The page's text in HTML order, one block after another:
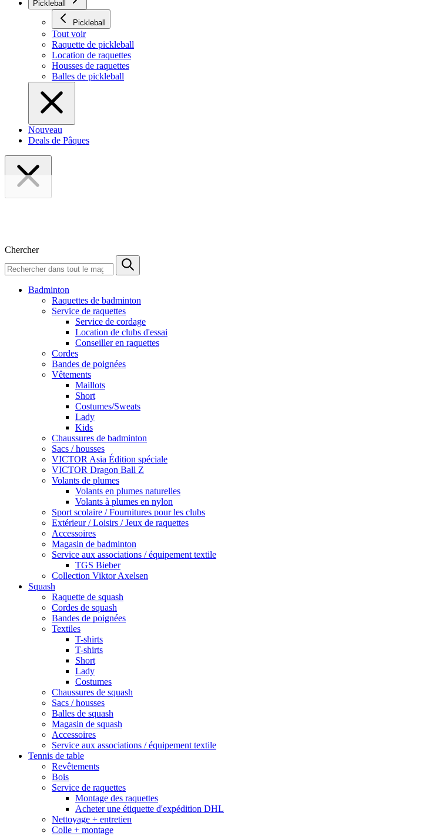
Pickleball
Pickleball
Tout voir
Raquette de pickleball
Location de raquettes
Housses de raquettes
Balles de pickleball
Nouveau
Deals de Pâques
Chercher
Badminton
Raquettes de badminton
Service de raquettes
Service de cordage
Location de clubs d'essai
Conseiller en raquettes
Cordes
Bandes de poignées
Vêtements
Maillots
Short
Costumes/Sweats
Lady
Kids
Chaussures de badminton
Sacs / housses
VICTOR Asia Édition spéciale
VICTOR Dragon Ball Z
Volants de plumes
Volants en plumes naturelles
Volants à plumes en nylon
Sport scolaire / Fournitures pour les clubs
Extérieur / Loisirs / Jeux de raquettes
Accessoires
Magasin de badminton
Service aux associations / équipement textile
TGS Bieber
Collection Viktor Axelsen
Squash
Raquette de squash
Cordes de squash
Bandes de poignées
Textiles
T-shirts
T-shirts
Short
Lady
Costumes
Chaussures de squash
Sacs / housses
Balles de squash
Magasin de squash
Accessoires
Service aux associations / équipement textile
Tennis de table
Revêtements
Bois
Service de raquettes
Montage des raquettes
Acheter une étiquette d'expédition DHL
Nettoyage + entretien
Colle + montage